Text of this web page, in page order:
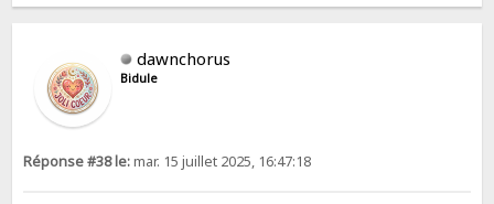
dawnchorus
Bidule
Réponse #38 le:mar. 15 juillet 2025, 16:47:18